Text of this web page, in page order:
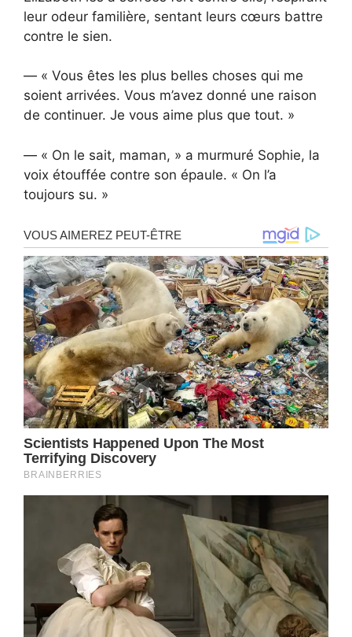
leur odeur familière, sentant leurs cœurs battre
contre le sien.
— « Vous êtes les plus belles choses qui me
soient arrivées. Vous m’avez donné une raison
de continuer. Je vous aime plus que tout. »
— « On le sait, maman, » a murmuré Sophie, la
voix étouffée contre son épaule. « On l’a
toujours su. »